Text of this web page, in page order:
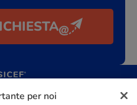
europeanella
per noi